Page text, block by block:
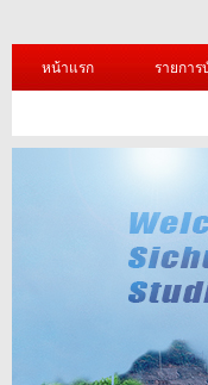
หน้าแรก รายกา